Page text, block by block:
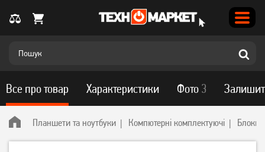
Планшети та ноутбуки Компютерні комплектуючі Блоки
Все про товар Характеристики Фото 3